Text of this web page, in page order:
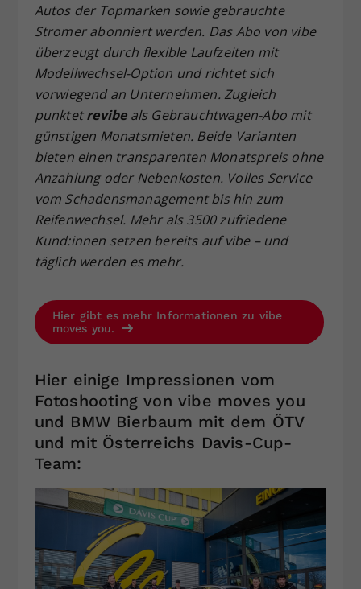
Autos der Topmarken sowie gebrauchte
Stromer abonniert werden. Das Abo von vibe
überzeugt durch flexible Laufzeiten mit
Modellwechsel-Option und richtet sich
vorwiegend an Unternehmen. Zugleich
punktetrevibeals Gebrauchtwagen-Abo mit
günstigen Monatsmieten. Beide Varianten
bieten einen transparenten Monatspreis ohne
Anzahlung oder Nebenkosten. Volles Service
vom Schadensmanagement bis hin zum
Reifenwechsel. Mehr als 3500 zufriedene
Kund:innen setzen bereits auf vibe – und
täglich werden es mehr.
Hier gibt es mehr Informationen zu vibe
moves you.
Hier einige Impressionen vom
Fotoshooting von vibe moves you
und BMW Bierbaum mit dem ÖTV
und mit Österreichs Davis-Cup-
Team: